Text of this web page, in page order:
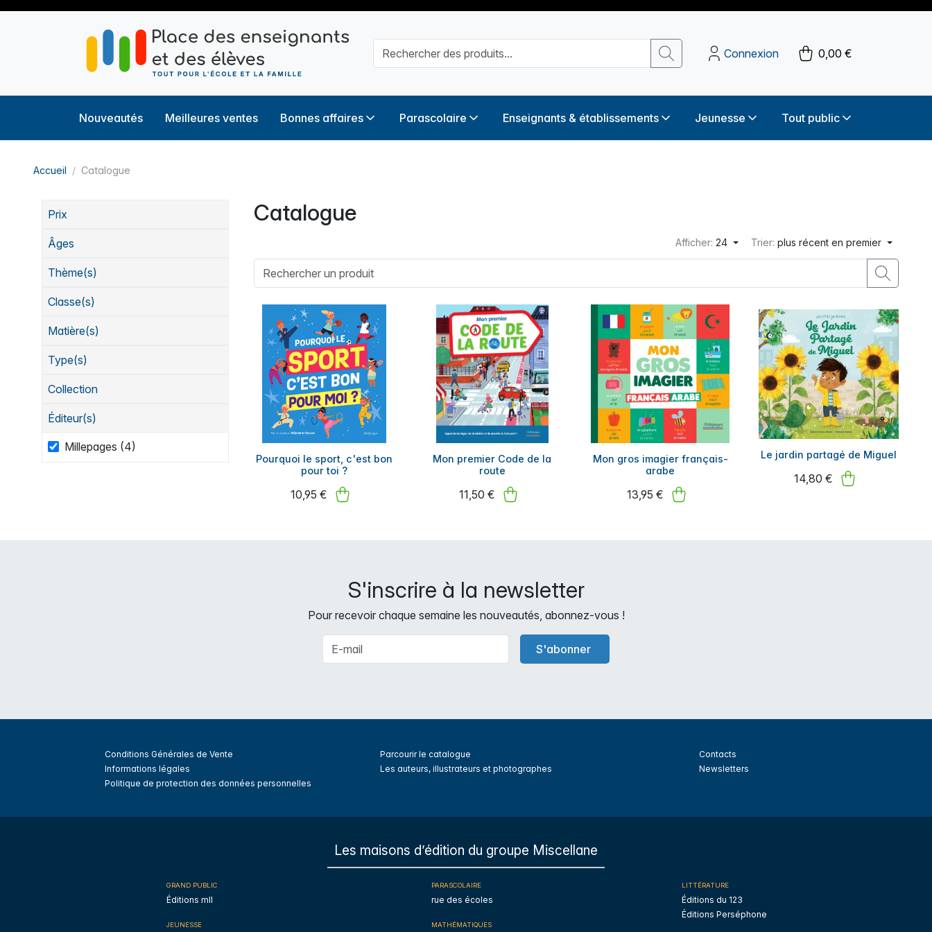
Connexion 0,00 €
Nouveautés Meilleures ventes Bonnes affaires Parascolaire Enseignants & établissements Jeunesse Tout public
Accueil Catalogue
Prix
Âges
Thème(s)
Classe(s)
Matière(s)
Type(s)
Collection
Éditeur(s)
Millepages (4)
Catalogue
Afficher:24 Trier:plus récent en premier
Pourquoi le sport, c'est bon
pour toi ?
10,95 €
Mon premier Code de la
route
11,50 €
Mon gros imagier français-
arabe
13,95 €
Le jardin partagé de Miguel
14,80 €
S'inscrire à la newsletter
Pour recevoir chaque semaine les nouveautés, abonnez-vous !
S'abonner
Conditions Générales de Vente
Informations légales
Politique de protection des données personnelles
Parcourir le catalogue
Les auteurs, illustrateurs et photographes
Contacts
Newsletters
Les maisons d’édition du groupe Miscellane
GRAND PUBLIC
Éditions mll
JEUNESSE
PARASCOLAIRE
rue des écoles
MATHÉMATIQUES
LITTÉRATURE
Éditions du 123
Éditions Perséphone